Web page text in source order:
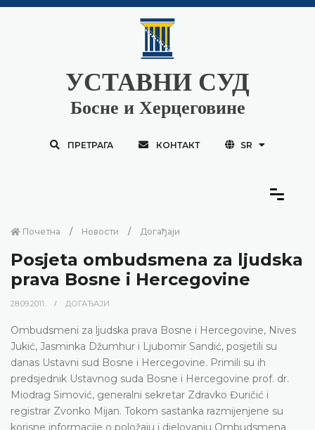
УСТАВНИ СУД
Босне и Херцеговине
ПРЕТРАГА КОНТАКТ SR
Почетна Новости Догађаји
Posjeta ombudsmena za ljudska
prava Bosne i Hercegovine
28.09.2011. ДОГАЂАЈИ
Ombudsmeni za ljudska prava Bosne i Hercegovine, Nives
Jukić, Jasminka Džumhur i Ljubomir Sandić, posjetili su
danas Ustavni sud Bosne i Hercegovine. Primili su ih
predsjednik Ustavnog suda Bosne i Hercegovine prof. dr.
Miodrag Simović, generalni sekretar Zdravko Đuričić i
registrar Zvonko Mijan. Tokom sastanka razmijenjene su
korisne informacije o položaju i djelovanju Ombudsmena